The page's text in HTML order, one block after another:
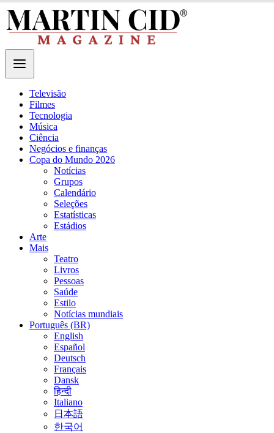
Televisão
Filmes
Tecnologia
Música
Ciência
Negócios e finanças
Copa do Mundo 2026
Notícias
Grupos
Calendário
Seleções
Estatísticas
Estádios
Arte
Mais
Teatro
Livros
Pessoas
Saúde
Estilo
Notícias mundiais
Português (BR)
English
Español
Deutsch
Français
Dansk
हिन्दी
Italiano
日本語
한국어